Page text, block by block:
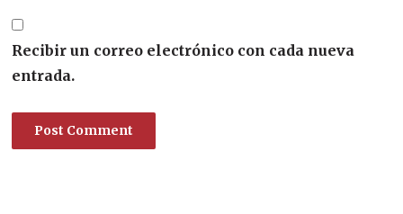
Recibir un correo electrónico con cada nueva
entrada.